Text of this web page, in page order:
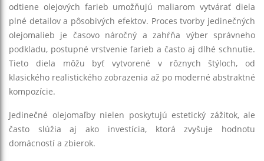
odtiene olejových farieb umožňujú maliarom vytvárať diela
plné detailov a pôsobivých efektov. Proces tvorby jedinečných
olejomalieb je časovo náročný a zahŕňa výber správneho
podkladu, postupné vrstvenie farieb a často aj dlhé schnutie.
Tieto diela môžu byť vytvorené v rôznych štýloch, od
klasického realistického zobrazenia až po moderné abstraktné
kompozície.
Jedinečné olejomaľby nielen poskytujú estetický zážitok, ale
často slúžia aj ako investícia, ktorá zvyšuje hodnotu
domácností a zbierok.